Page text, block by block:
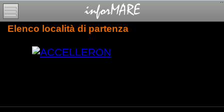
Elenco località di partenza